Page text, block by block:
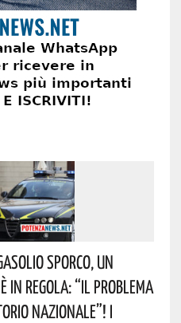
Sporco, Un
In Regola: “il Problema
Nazionale”! I